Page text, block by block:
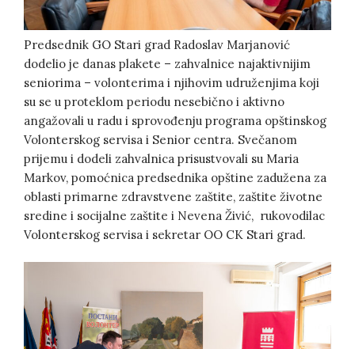
Predsednik GO Stari grad Radoslav Marjanović
dodelio je danas plakete – zahvalnice najaktivnijim
seniorima – volonterima i njihovim udruženjima koji
su se u proteklom periodu nesebično i aktivno
angažovali u radu i sprovođenju programa opštinskog
Volonterskog servisa i Senior centra. Svečanom
prijemu i dodeli zahvalnica prisustvovali su Maria
Markov, pomoćnica predsednika opštine zadužena za
oblasti primarne zdravstvene zaštite, zaštite životne
sredine i socijalne zaštite i Nevena Živić, rukovodilac
Volonterskog servisa i sekretar OO CK Stari grad.